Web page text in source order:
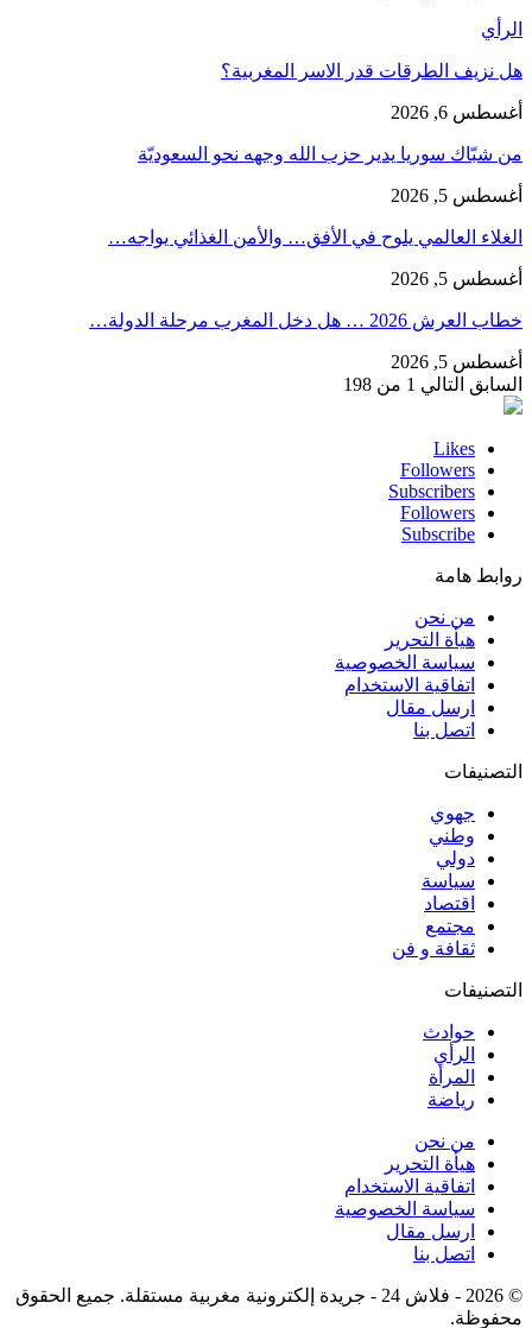
الرأي
هل نزيف الطرقات قدر الاسر المغربية؟
أغسطس 6, 2026
من شبّاك سوريا يدير حزب الله وجهه نحو السعوديّة
أغسطس 5, 2026
الغلاء العالمي يلوح في الأفق… والأمن الغذائي يواجه…
أغسطس 5, 2026
خطاب العرش 2026 … هل دخل المغرب مرحلة الدولة…
أغسطس 5, 2026
السابق التالي 1 من 198
Likes
Followers
Subscribers
Followers
Subscribe
روابط هامة
من نحن
هيأة التحرير
سياسة الخصوصية
اتفاقية الاستخدام
ارسل مقال
اتصل بنا
التصنيفات
جهوي
وطني
دولي
سياسة
اقتصاد
مجتمع
ثقافة و فن
التصنيفات
حوادث
الرأي
المرأة
رياضة
من نحن
هيأة التحرير
اتفاقية الاستخدام
سياسة الخصوصية
ارسل مقال
اتصل بنا
© 2026 - فلاش 24 - جريدة إلكترونية مغربية مستقلة. جميع الحقوق
محفوظة.